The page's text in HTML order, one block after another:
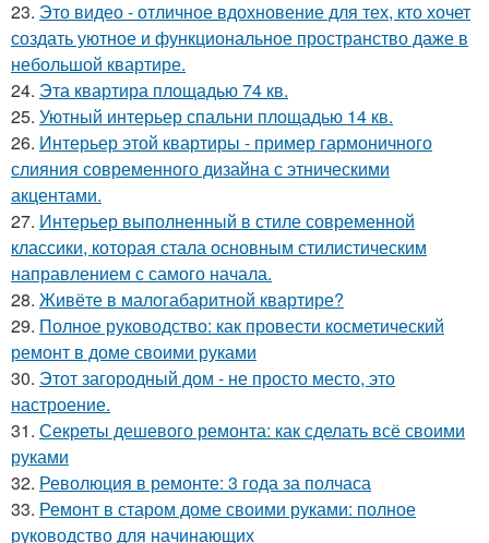
23. Это видео - отличное вдохновение для тех, кто хочет
создать уютное и функциональное пространство даже в
небольшой квартире.
24. Эта квартира площадью 74 кв.
25. Уютный интерьер спальни площадью 14 кв.
26. Интерьер этой квартиры - пример гармоничного
слияния современного дизайна с этническими
акцентами.
27. Интерьер выполненный в стиле современной
классики, которая стала основным стилистическим
направлением с самого начала.
28. Живёте в малогабаритной квартире?
29. Полное руководство: как провести косметический
ремонт в доме своими руками
30. Этот загородный дом - не просто место, это
настроение.
31. Секреты дешевого ремонта: как сделать всё своими
руками
32. Революция в ремонте: 3 года за полчаса
33. Ремонт в старом доме своими руками: полное
руководство для начинающих